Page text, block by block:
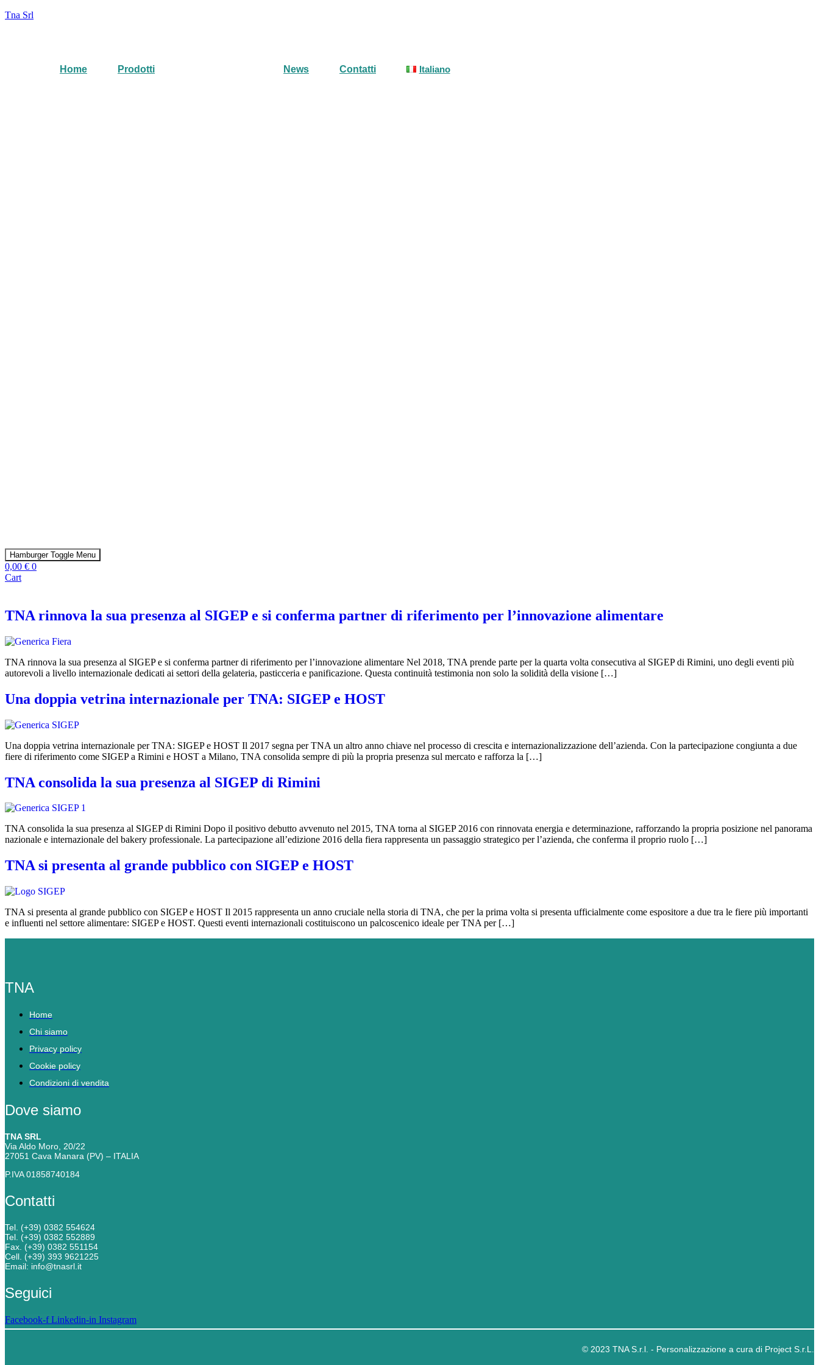
Tna Srl
Home Prodotti News Contatti Italiano
Hamburger Toggle Menu
0,00 € 0
Cart
TNA rinnova la sua presenza al SIGEP e si conferma partner di riferimento per l’innovazione alimentare
TNA rinnova la sua presenza al SIGEP e si conferma partner di riferimento per l’innovazione alimentare Nel 2018, TNA prende parte per la quarta volta consecutiva al SIGEP di Rimini, uno degli eventi più
autorevoli a livello internazionale dedicati ai settori della gelateria, pasticceria e panificazione. Questa continuità testimonia non solo la solidità della visione […]
Una doppia vetrina internazionale per TNA: SIGEP e HOST
Una doppia vetrina internazionale per TNA: SIGEP e HOST Il 2017 segna per TNA un altro anno chiave nel processo di crescita e internazionalizzazione dell’azienda. Con la partecipazione congiunta a due
fiere di riferimento come SIGEP a Rimini e HOST a Milano, TNA consolida sempre di più la propria presenza sul mercato e rafforza la […]
TNA consolida la sua presenza al SIGEP di Rimini
TNA consolida la sua presenza al SIGEP di Rimini Dopo il positivo debutto avvenuto nel 2015, TNA torna al SIGEP 2016 con rinnovata energia e determinazione, rafforzando la propria posizione nel panorama
nazionale e internazionale del bakery professionale. La partecipazione all’edizione 2016 della fiera rappresenta un passaggio strategico per l’azienda, che conferma il proprio ruolo […]
TNA si presenta al grande pubblico con SIGEP e HOST
TNA si presenta al grande pubblico con SIGEP e HOST Il 2015 rappresenta un anno cruciale nella storia di TNA, che per la prima volta si presenta ufficialmente come espositore a due tra le fiere più importanti
e influenti nel settore alimentare: SIGEP e HOST. Questi eventi internazionali costituiscono un palcoscenico ideale per TNA per […]
TNA
Home
Chi siamo
Privacy policy
Cookie policy
Condizioni di vendita
Dove siamo
TNA SRL
Via Aldo Moro, 20/22
27051 Cava Manara (PV) – ITALIA
P.IVA 01858740184
Contatti
Tel. (+39) 0382 554624
Tel. (+39) 0382 552889
Fax. (+39) 0382 551154
Cell. (+39) 393 9621225
Email: info@tnasrl.it
Seguici
Facebook-f Linkedin-in Instagram
© 2023 TNA S.r.l. - Personalizzazione a cura di Project S.r.L.